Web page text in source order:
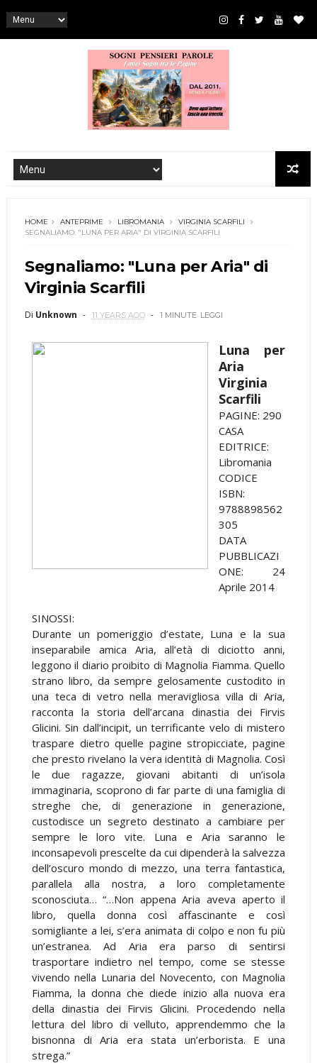
HOME ANTEPRIME LIBROMANIA
VIRGINIA SCARFILI
SEGNALIAMO: "LUNA PER ARIA" DI VIRGINIA SCARFILI
Segnaliamo: "Luna per Aria" di
Virginia Scarfili
Di Unknown 11 YEARS AGO 1 MINUTE LEGGI
Luna per
Aria
Virginia
Scarfili
PAGINE: 290
CASA
EDITRICE:
Libromania
CODICE
ISBN:
9788898562
305
DATA
PUBBLICAZI
ONE: 24
Aprile 2014
SINOSSI:
Durante un pomeriggio d’estate, Luna e la sua
inseparabile amica Aria, all’età di diciotto anni,
leggono il diario proibito di Magnolia Fiamma. Quello
strano libro, da sempre gelosamente custodito in
una teca di vetro nella meravigliosa villa di Aria,
racconta la storia dell’arcana dinastia dei Firvis
Glicini. Sin dall’incipit, un terrificante velo di mistero
traspare dietro quelle pagine stropicciate, pagine
che presto rivelano la vera identità di Magnolia. Così
le due ragazze, giovani abitanti di un’isola
immaginaria, scoprono di far parte di una famiglia di
streghe che, di generazione in generazione,
custodisce un segreto destinato a cambiare per
sempre le loro vite. Luna e Aria saranno le
inconsapevoli prescelte da cui dipenderà la salvezza
dell’oscuro mondo di mezzo, una terra fantastica,
parallela alla nostra, a loro completamente
sconosciuta… “…Non appena Aria aveva aperto il
libro, quella donna così affascinante e così
somigliante a lei, s’era animata di colpo e non fu più
un’estranea. Ad Aria era parso di sentirsi
trasportare indietro nel tempo, come se stesse
vivendo nella Lunaria del Novecento, con Magnolia
Fiamma, la donna che diede inizio alla nuova era
della dinastia dei Firvis Glicini. Procedendo nella
lettura del libro di velluto, apprendemmo che la
bisnonna di Aria era stata un’erborista. E una
strega.”